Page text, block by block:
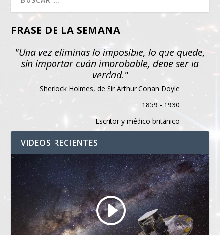
FRASE DE LA SEMANA
"Una vez eliminas lo imposible, lo que quede,
sin importar cuán improbable, debe ser la
verdad."
Sherlock Holmes, de Sir Arthur Conan Doyle
1859 - 1930
Escritor y médico británico
VIDEOS RECIENTES